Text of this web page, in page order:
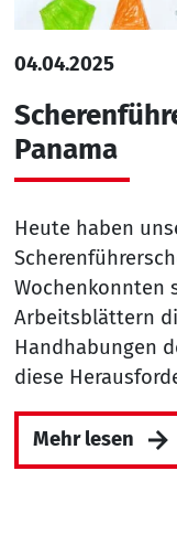
04.04.2025
Panama
Heute haben
Wochenkonnten
Arbeitsblättern
Handhabungen
diese
Mehr lesen